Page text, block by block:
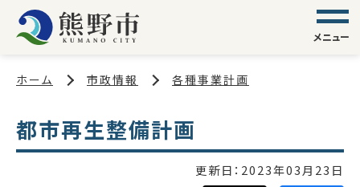
メニュー
ホーム 市政情報 各種事業計画
都市再生整備計画
更新日： 2023年03月23日